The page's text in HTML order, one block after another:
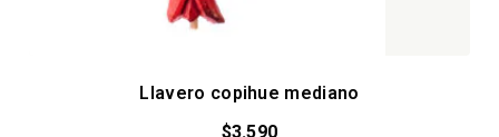
Llavero copihue mediano
$3.590